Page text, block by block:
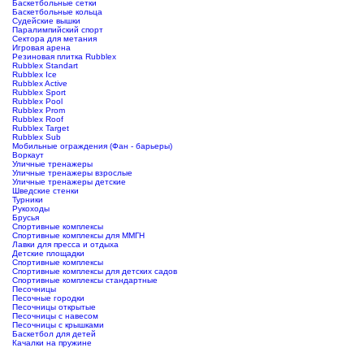
Баскетбольные сетки
Баскетбольные кольца
Судейские вышки
Паралимпийский спорт
Сектора для метания
Игровая арена
Резиновая плитка Rubblex
Rubblex Standart
Rubblex Ice
Rubblex Active
Rubblex Sport
Rubblex Pool
Rubblex Prom
Rubblex Roof
Rubblex Target
Rubblex Sub
Мобильные ограждения (Фан - барьеры)
Воркаут
Уличные тренажеры
Уличные тренажеры взрослые
Уличные тренажеры детские
Шведские стенки
Турники
Рукоходы
Брусья
Спортивные комплексы
Спортивные комплексы для ММГН
Лавки для пресса и отдыха
Детские площадки
Спортивные комплексы
Спортивные комплексы для детских садов
Спортивные комплексы стандартные
Песочницы
Песочные городки
Песочницы открытые
Песочницы с навесом
Песочницы с крышками
Баскетбол для детей
Качалки на пружине